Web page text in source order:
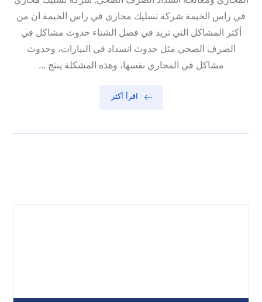
في راس الخيمة شركة تسليك مجاري في راس الخيمة ان من
أكثر المشاكل التي تزيد في فصل الشتاء حدوث مشاكل في
الصرف الصحي مثل حدوث انسداد في البيارات، وحدوث
مشاكل في المجاري نفسها، وهذه المشكلة ينتج ...
اقرأ أكثر